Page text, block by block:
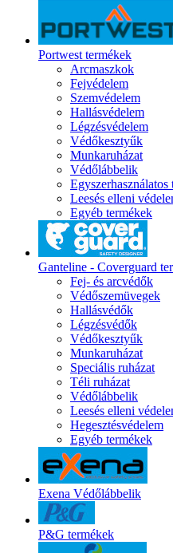
Portwest termékek
Arcmaszkok
Fejvédelem
Szemvédelem
Hallásvédelem
Légzésvédelem
Védőkesztyűk
Munkaruházat
Védőlábbelik
Egyszerhasználatos
Leesés elleni
Egyéb termékek
Ganteline - Coverguard
Fej- és arcvédők
Védőszemüvegek
Hallásvédők
Légzésvédők
Védőkesztyűk
Munkaruházat
Speciális ruházat
Téli ruházat
Védőlábbelik
Leesés elleni
Hegesztésvédelem
Egyéb termékek
Exena Védőlábbelik
P&G termékek